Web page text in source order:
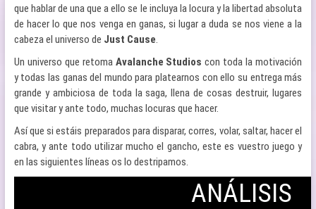
que hablar de una que a ello se le incluya la locura y la libertad absoluta
de hacer lo que nos venga en ganas, si lugar a duda se nos viene a la
cabeza el universo de Just Cause.
Un universo que retoma Avalanche Studios con toda la motivación
y todas las ganas del mundo para platearnos con ello su entrega más
grande y ambiciosa de toda la saga, llena de cosas destruir, lugares
que visitar y ante todo, muchas locuras que hacer.
Así que si estáis preparados para disparar, corres, volar, saltar, hacer el
cabra, y ante todo utilizar mucho el gancho, este es vuestro juego y
en las siguientes líneas os lo destripamos.
ANÁLISIS